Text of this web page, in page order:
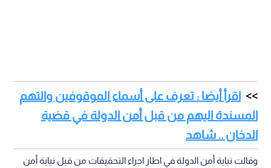
اقرأ أيضا : تعرف على أسماء الموقوفين والتهم
المسندة اليهم من قبل أمن الدولة في قضية
الدخان .. شاهد
وقالت نيابة أمن الدولة في اطار اجراء التحقيقات من قبل نيابة أمن